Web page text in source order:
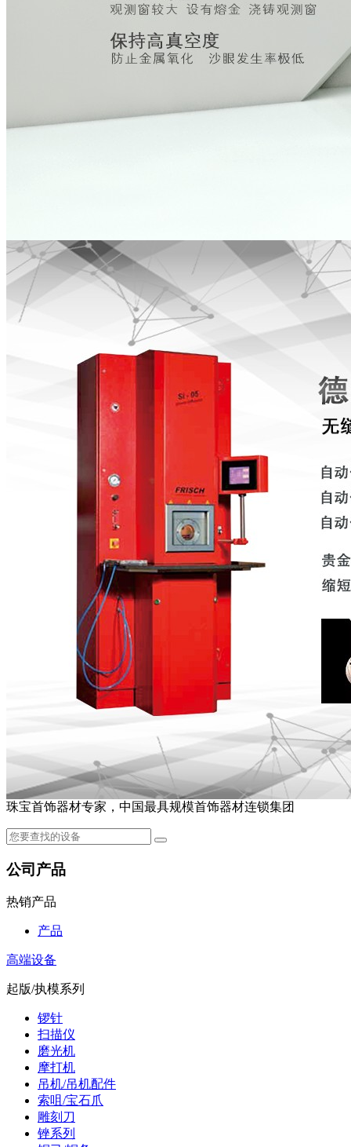
珠宝首饰器材专家，中国最具规模首饰器材连锁集团
公司产品
热销产品
产品
高端设备
起版/执模系列
锣针
扫描仪
磨光机
摩打机
吊机/吊机配件
索咀/宝石爪
雕刻刀
锉系列